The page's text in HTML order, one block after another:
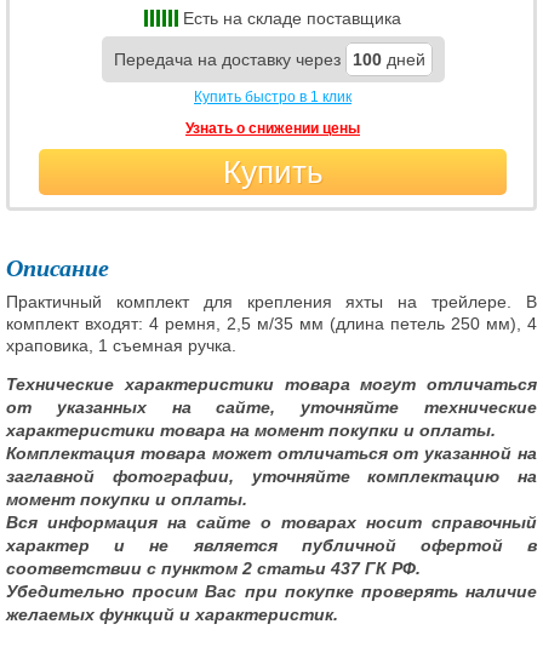
Есть на складе поставщика
Передача на доставку через 100 дней
Купить быстро в 1 клик
Узнать о снижении цены
Купить
Описание
Практичный комплект для крепления яхты на трейлере. В
комплект входят: 4 ремня, 2,5 м/35 мм (длина петель 250 мм), 4
храповика, 1 съемная ручка.
Технические характеристики товара могут отличаться
от указанных на сайте, уточняйте технические
характеристики товара на момент покупки и оплаты.
Комплектация товара может отличаться от указанной на
заглавной фотографии, уточняйте комплектацию на
момент покупки и оплаты.
Вся информация на сайте о товарах носит справочный
характер и не является публичной офертой в
соответствии с пунктом 2 статьи 437 ГК РФ.
Убедительно просим Вас при покупке проверять наличие
желаемых функций и характеристик.